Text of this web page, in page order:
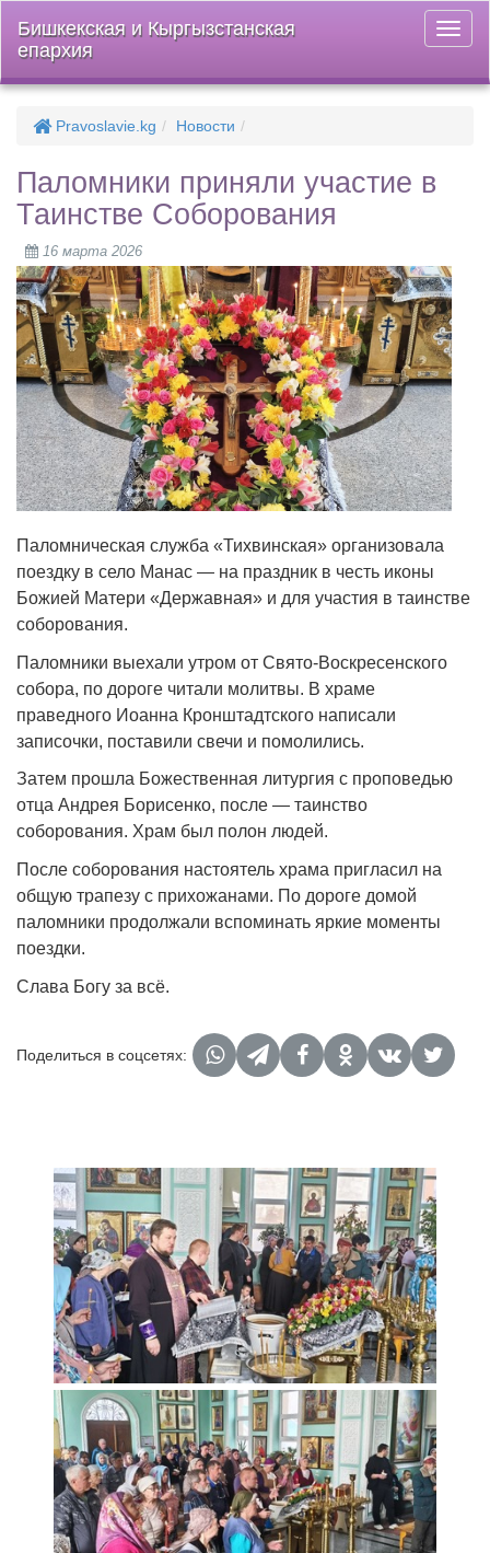
меню
Бишкекская и Кыргызстанская
епархия
Pravoslavie.kg Новости
Паломники приняли участие в
Таинстве Соборования
16 марта 2026
Паломническая служба «Тихвинская» организовала
поездку в село Манас — на праздник в честь иконы
Божией Матери «Державная» и для участия в таинстве
соборования.
Паломники выехали утром от Свято‑Воскресенского
собора, по дороге читали молитвы. В храме
праведного Иоанна Кронштадтского написали
записочки, поставили свечи и помолились.
Затем прошла Божественная литургия с проповедью
отца Андрея Борисенко, после — таинство
соборования. Храм был полон людей.
После соборования настоятель храма пригласил на
общую трапезу с прихожанами. По дороге домой
паломники продолжали вспоминать яркие моменты
поездки.
Слава Богу за всё.
Поделиться в соцсетях: